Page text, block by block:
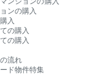
ンの購入
入
の購入
の購入
流れ
ド物件特集